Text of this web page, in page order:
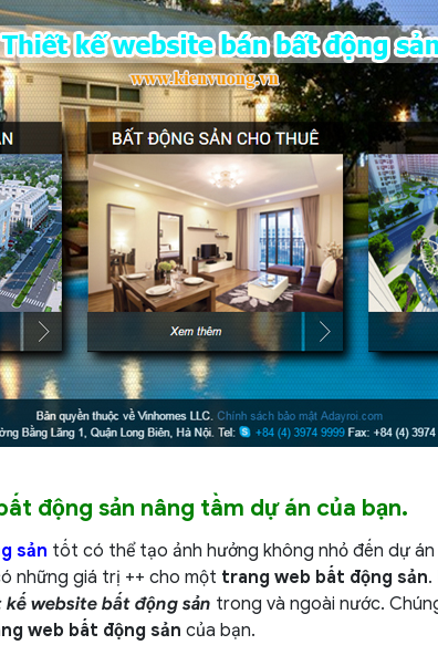
động sản nâng tầm dự án của bạn.
sản tốt có thể tạo ảnh hưởng không nhỏ đến dự
những giá trị ++ cho một trang web bất động sản.
website bất động sản trong và ngoài nước.
web bất động sản của bạn.